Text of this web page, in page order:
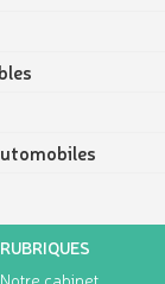
RUBRIQUES
Notre cabinet